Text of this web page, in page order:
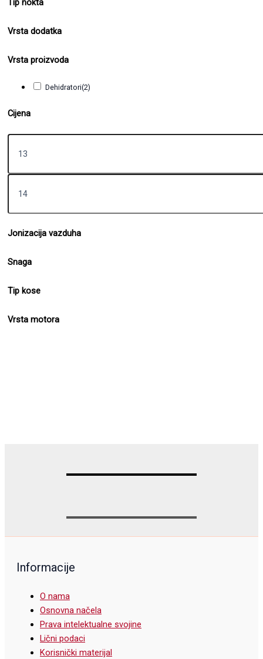
Tip nokta
Vrsta dodatka
Vrsta proizvoda
Dehidratori(2)
Cijena
Jonizacija vazduha
Snaga
Tip kose
Vrsta motora
Informacije
O nama
Osnovna načela
Prava intelektualne svojine
Lični podaci
Korisnički materijal